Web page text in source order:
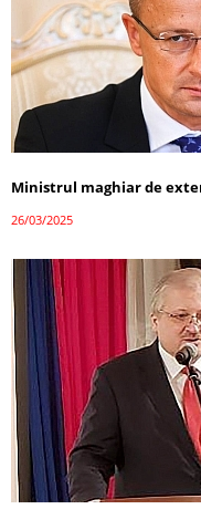
Ministrul maghiar de
26/03/2025